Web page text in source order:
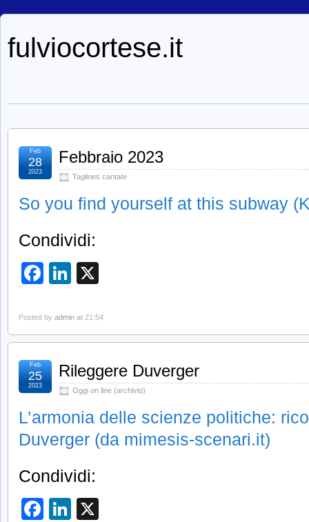
fulviocortese.it
Febbraio 2023
Taglines cantate
Feb
28
2023
So you find yourself at this subway
Condividi:
Facebook
LinkedIn
Posted by admin at 21:54
Rileggere Duverger
Oggi on line (archivio)
Feb
25
2023
L’armonia delle scienze politiche:
Duverger (da mimesis-scenari.it)
Condividi:
Facebook
LinkedIn